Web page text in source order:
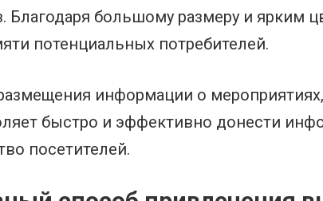
большому размеру и ярким
потенциальных потребителей.
информации о мероприятиях,
быстро и эффективно донести
посетителей.